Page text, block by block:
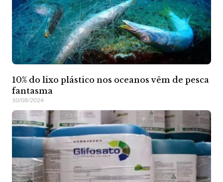
10% do lixo plástico nos oceanos vêm de pesca
fantasma
10/08/2024